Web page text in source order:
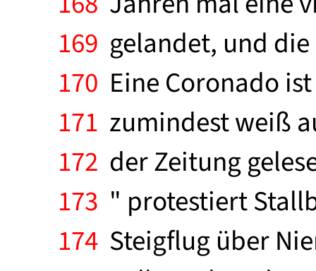
169 gelandet, und
170 Eine Coronado
171 zumindest weiß
172 der Zeitung
173 " protestiert
174 Steigflug über